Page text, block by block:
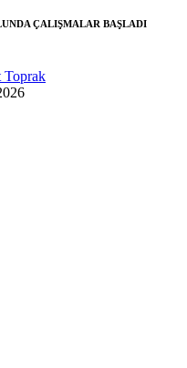
ÇALIŞMALAR BAŞLADI
Toprak